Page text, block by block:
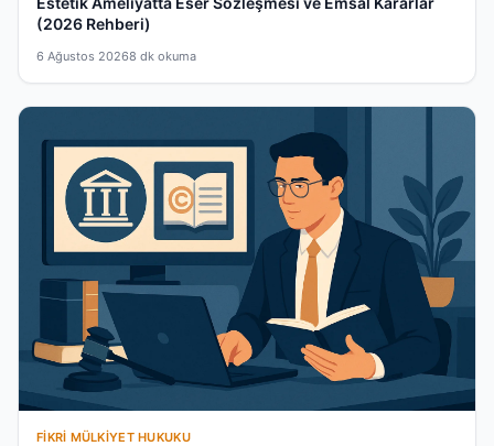
(2026 Rehberi)
6 Ağustos 20268 dk okuma
FIKRI MÜLKIYET HUKUKU